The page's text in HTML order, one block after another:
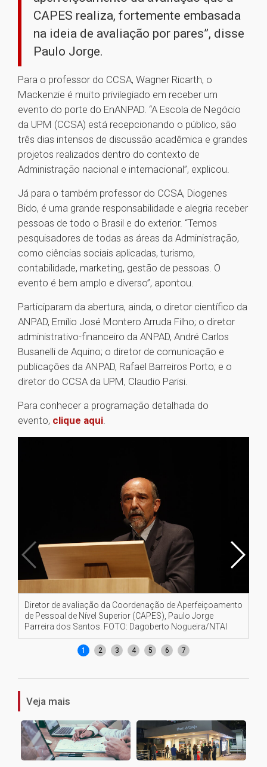
CAPES realiza, fortemente embasada
na ideia de avaliação por pares”, disse
Paulo Jorge.
Para o professor do CCSA, Wagner Ricarth, o
Mackenzie é muito privilegiado em receber um
evento do porte do EnANPAD. “A Escola de Negócio
da UPM (CCSA) está recepcionando o público, são
três dias intensos de discussão acadêmica e grandes
projetos realizados dentro do contexto de
Administração nacional e internacional”, explicou.
Já para o também professor do CCSA, Diogenes
Bido, é uma grande responsabilidade e alegria receber
pessoas de todo o Brasil e do exterior. “Temos
pesquisadores de todas as áreas da Administração,
como ciências sociais aplicadas, turismo,
contabilidade, marketing, gestão de pessoas. O
evento é bem amplo e diverso”, apontou.
Participaram da abertura, ainda, o diretor científico da
ANPAD, Emílio José Montero Arruda Filho; o diretor
administrativo-financeiro da ANPAD, André Carlos
Busanelli de Aquino; o diretor de comunicação e
publicações da ANPAD, Rafael Barreiros Porto; e o
diretor do CCSA da UPM, Claudio Parisi.
Para conhecer a programação detalhada do
evento, clique aqui.
Diretor de avaliação da Coordenação de Aperfeiçoamento
de Pessoal de Nível Superior (CAPES), Paulo Jorge
Parreira dos Santos. FOTO: Dagoberto Nogueira/NTAI
1 2 3 4 5 6 7
Veja mais